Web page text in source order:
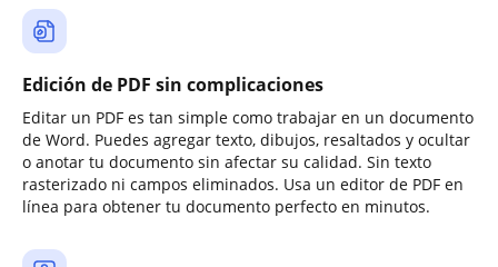
Edición de PDF sin complicaciones
Editar un PDF es tan simple como trabajar en un documento
de Word. Puedes agregar texto, dibujos, resaltados y ocultar
o anotar tu documento sin afectar su calidad. Sin texto
rasterizado ni campos eliminados. Usa un editor de PDF en
línea para obtener tu documento perfecto en minutos.